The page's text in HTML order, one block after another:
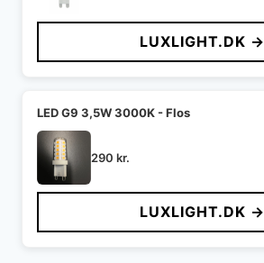
LUXLIGHT.DK →
LED G9 3,5W 3000K - Flos
290 kr.
LUXLIGHT.DK →